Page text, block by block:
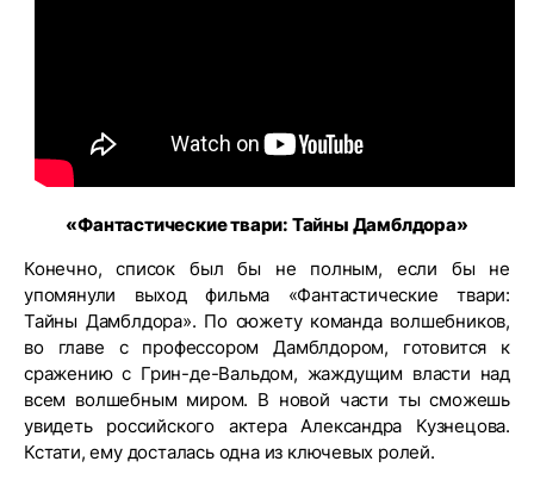
«Фантастические твари: Тайны Дамблдора»
Конечно, список был бы не полным, если бы не
упомянули выход фильма «Фантастические твари:
Тайны Дамблдора». По сюжету команда волшебников,
во главе с профессором Дамблдором, готовится к
сражению с Грин-де-Вальдом, жаждущим власти над
всем волшебным миром. В новой части ты сможешь
увидеть российского актера Александра Кузнецова.
Кстати, ему досталась одна из ключевых ролей.